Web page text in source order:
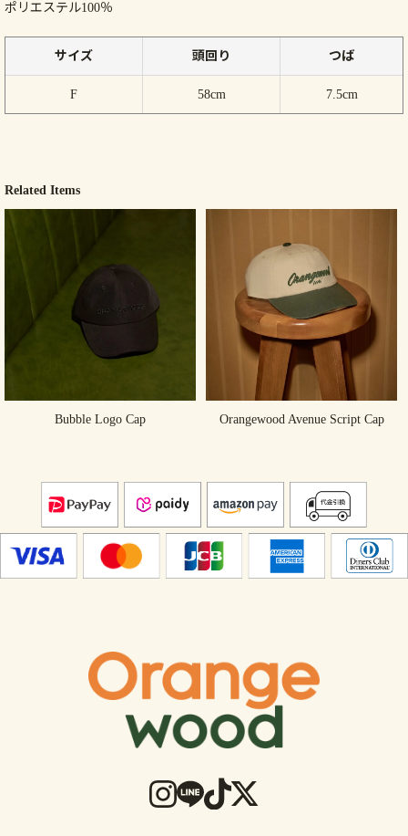
ポリエステル100％
サイズ 頭回り つば
F 58cm 7.5cm
Related Items
Bubble Logo Cap Orangewood Avenue Script Cap